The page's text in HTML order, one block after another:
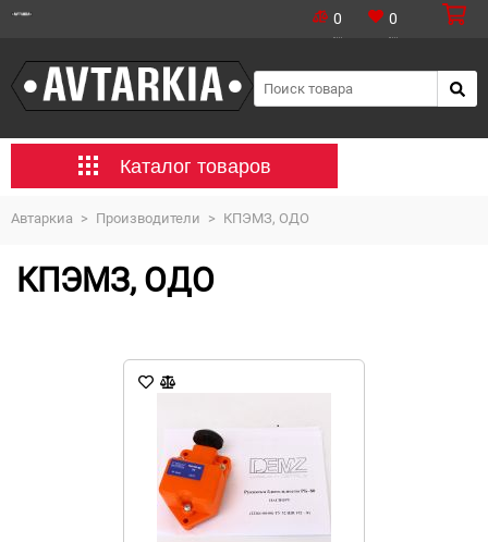
0 0
Каталог товаров
Автаркиа > Производители > КПЭМЗ, ОДО
КПЭМЗ, ОДО